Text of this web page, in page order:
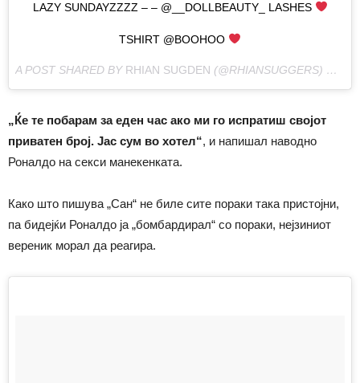
LAZY SUNDAYZZZZ – – @__DOLLBEAUTY_ LASHES
TSHIRT @BOOHOO
A POST SHARED BY RHIAN SUGDEN (@RHIANSUGGERS) ON
„Ќе те побарам за еден час ако ми го испратиш својот
приватен број. Јас сум во хотел“, и напишал наводно
Роналдо на секси манекенката.
Како што пишува „Сан“ не биле сите пораки така пристојни,
па бидејќи Роналдо ја „бомбардирал“ со пораки, нејзиниот
вереник морал да реагира.